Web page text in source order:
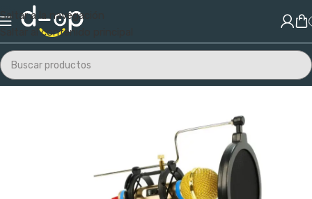
Saltar a la navegación
Saltar al contenido principal
Inicio/Audio y Video/Audio/Micrófonos y Accesorios